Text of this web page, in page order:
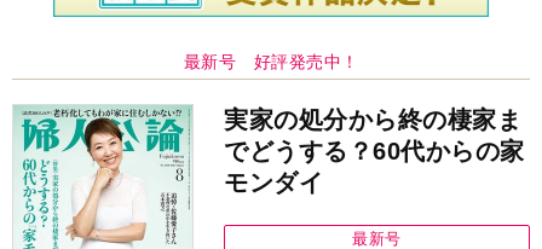
最新号 好評発売中！
実家の処分から終の棲家ま
でどうする？60代からの家
モンダイ
最新号